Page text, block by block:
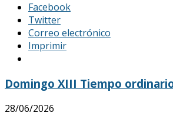
Facebook
Twitter
Correo electrónico
Imprimir
Domingo XIII Tiempo
28/06/2026